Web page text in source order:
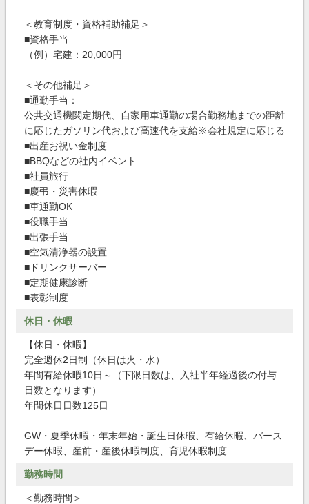
＜教育制度・資格補助補足＞
■資格手当
（例）宅建：20,000円
＜その他補足＞
■通勤手当：
公共交通機関定期代、自家用車通勤の場合勤務地までの距離
に応じたガソリン代および高速代を支給※会社規定に応じる
■出産お祝い金制度
■BBQなどの社内イベント
■社員旅行
■慶弔・災害休暇
■車通勤OK
■役職手当
■出張手当
■空気清浄器の設置
■ドリンクサーバー
■定期健康診断
■表彰制度
休日・休暇
【休日・休暇】
完全週休2日制（休日は火・水）
年間有給休暇10日～（下限日数は、入社半年経過後の付与
日数となります）
年間休日日数125日
GW・夏季休暇・年末年始・誕生日休暇、有給休暇、バース
デー休暇、産前・産後休暇制度、育児休暇制度
勤務時間
＜勤務時間＞